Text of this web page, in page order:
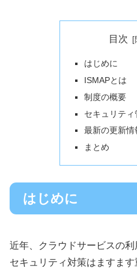
目次
はじめに
ISMAPとは
制度の概要
セキュリティ
最新の更新情
まとめ
はじめに
近年、クラウドサービスの
セキュリティ対策はますます